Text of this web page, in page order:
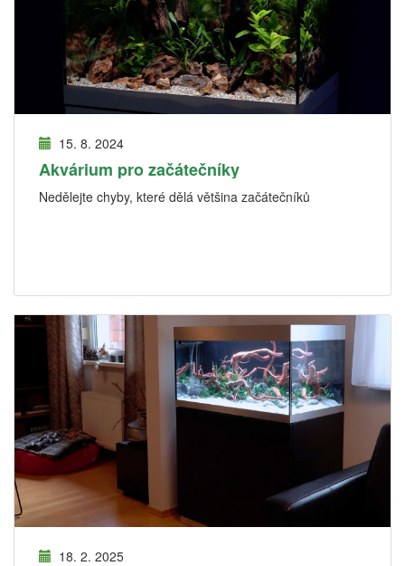
15. 8. 2024
Akvárium pro začátečníky
Nedělejte chyby, které dělá většina začátečníků
18. 2. 2025